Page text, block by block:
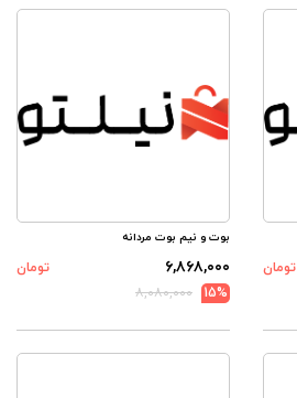
تومان
بوت و نیم بوت مردانه
۶,۸۶۸,۰۰۰
تومان
15%
۸,۰۸۰,۰۰۰